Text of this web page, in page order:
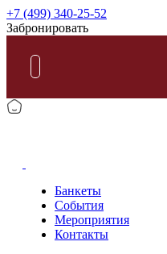
+7 (499) 340-25-52
Забронировать
Банкеты
События
Мероприятия
Контакты